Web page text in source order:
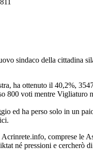
sindaco della cittadina
ha ottenuto il 40,2%,
800 voti mentre Vigliaturo
ed ha perso solo in un
comprese le
né pressioni e cercherò